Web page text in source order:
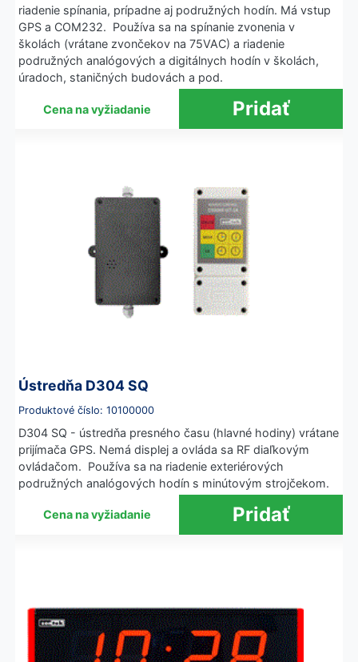
riadenie spínania, prípadne aj podružných hodín. Má vstup
GPS a COM232. Používa sa na spínanie zvonenia v
školách (vrátane zvončekov na 75VAC) a riadenie
podružných analógových a digitálnych hodín v školách,
úradoch, staničných budovách a pod.
Cena na vyžiadanie
Ústredňa D304 SQ
Produktové číslo: 10100000
D304 SQ - ústredňa presného času (hlavné hodiny) vrátane
prijímača GPS. Nemá displej a ovláda sa RF diaľkovým
ovládačom. Používa sa na riadenie exteriérových
podružných analógových hodín s minútovým strojčekom.
Cena na vyžiadanie